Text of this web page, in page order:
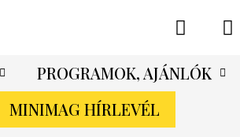
PROGRAMOK, AJÁNLÓK
MINIMAG HÍRLEVÉL